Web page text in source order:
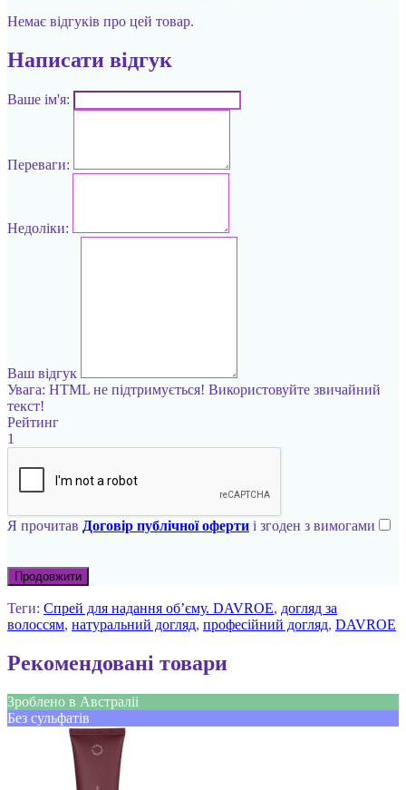
Немає відгуків про цей товар.
Написати відгук
Ваше ім'я:
Переваги:
Недоліки:
Ваш відгук
Увага: HTML не підтримується! Використовуйте звичайний
текст!
Рейтинг
1
Я прочитав Договір публічної оферти і згоден з вимогами
Продовжити
Теги: Спрей для надання об’єму. DAVROE, догляд за
волоссям, натуральний догляд, професійний догляд, DAVROE
Рекомендовані товари
Зроблено в Австраліі
Без сульфатів